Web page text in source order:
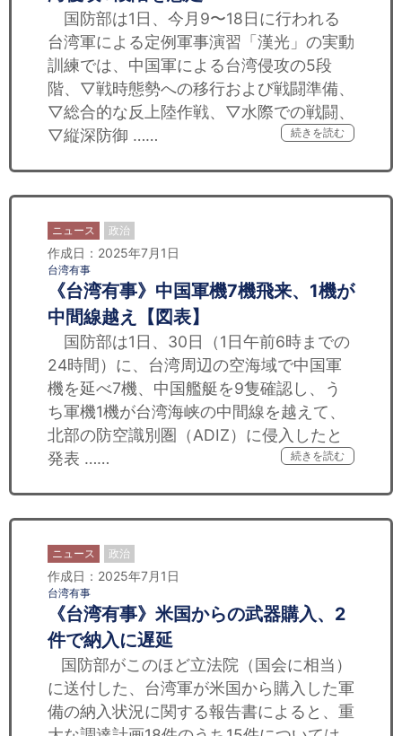
国防部は1日、今月9〜18日に行われる
台湾軍による定例軍事演習「漢光」の実動
訓練では、中国軍による台湾侵攻の5段
階、▽戦時態勢への移行および戦闘準備、
▽総合的な反上陸作戦、▽水際での戦闘、
▽縦深防御 ……
続きを読む
ニュース 政治
作成日：2025年7月1日
台湾有事
《台湾有事》中国軍機7機飛来、1機が
中間線越え【図表】
国防部は1日、30日（1日午前6時までの
24時間）に、台湾周辺の空海域で中国軍
機を延べ7機、中国艦艇を9隻確認し、う
ち軍機1機が台湾海峡の中間線を越えて、
北部の防空識別圏（ADIZ）に侵入したと
発表 ……
続きを読む
ニュース 政治
作成日：2025年7月1日
台湾有事
《台湾有事》米国からの武器購入、2
件で納入に遅延
国防部がこのほど立法院（国会に相当）
に送付した、台湾軍が米国から購入した軍
備の納入状況に関する報告書によると、重